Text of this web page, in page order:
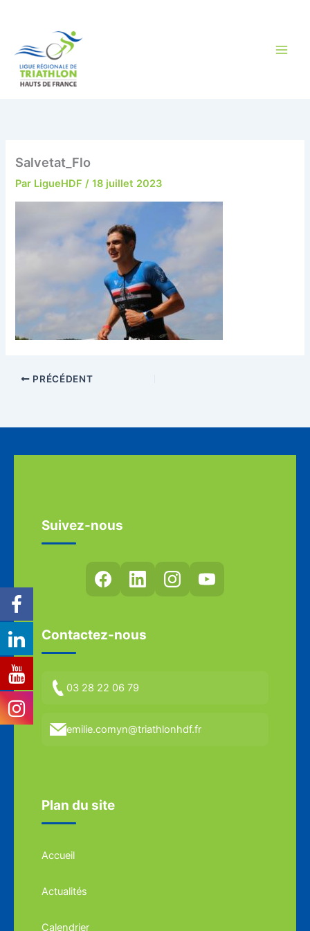
Salvetat_Flo
Par LigueHDF/18 juillet 2023
PRÉCÉDENT
Suivez-nous
Contactez-nous
03 28 22 06 79
emilie.comyn@triathlonhdf.fr
Plan du site
Accueil
Actualités
Calendrier